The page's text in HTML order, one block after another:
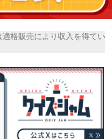
格販売により収入を得てい